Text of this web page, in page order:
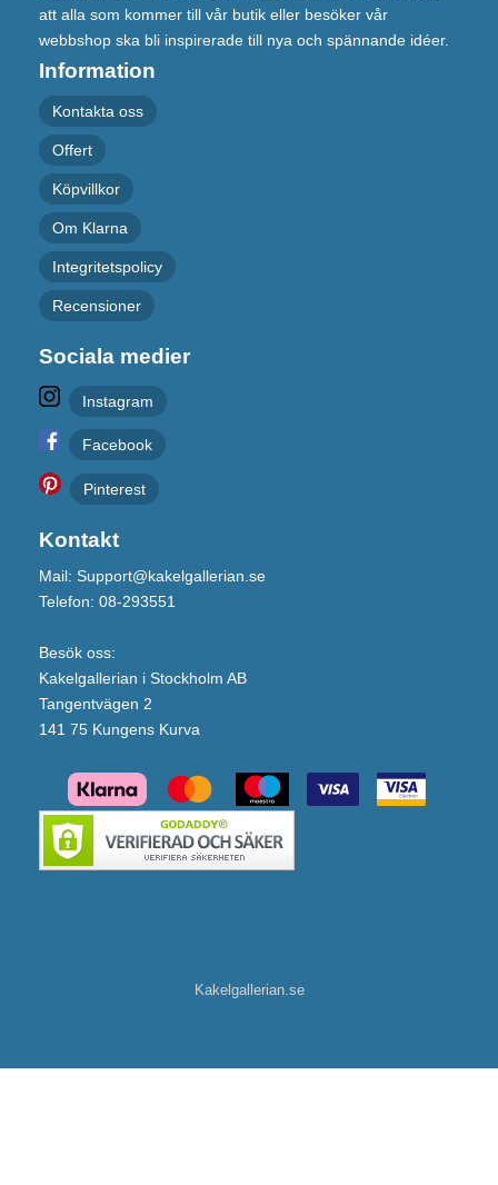
att alla som kommer till vår butik eller besöker vår
webbshop ska bli inspirerade till nya och spännande idéer.
Information
Kontakta oss
Offert
Köpvillkor
Om Klarna
Integritetspolicy
Recensioner
Sociala medier
Instagram
Facebook
Pinterest
Kontakt
Mail: Support@kakelgallerian.se
Telefon: 08-293551
Besök oss:
Kakelgallerian i Stockholm AB
Tangentvägen 2
141 75 Kungens Kurva
Kakelgallerian.se